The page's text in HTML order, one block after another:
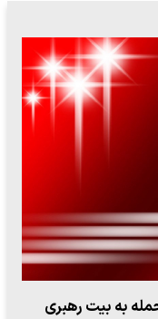
به بیت رهبری